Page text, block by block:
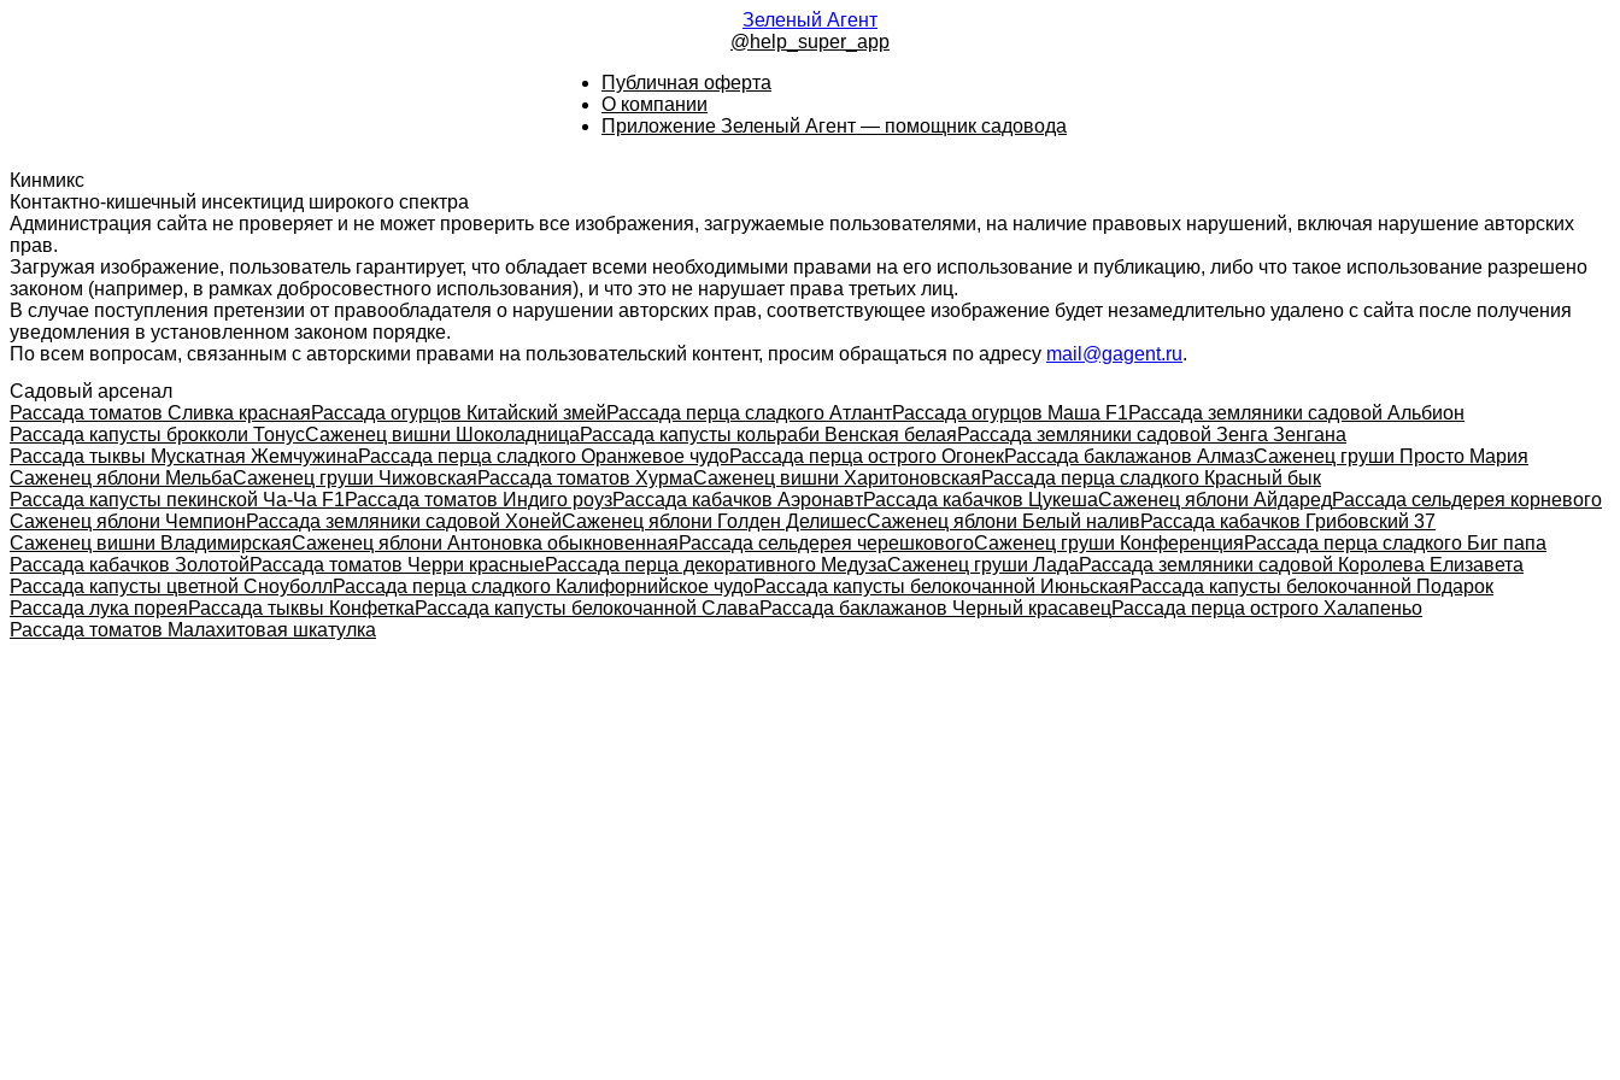
Зеленый Агент
@help_super_app
Публичная оферта
О компании
Приложение Зеленый Агент — помощник садовода
Кинмикс
Контактно-кишечный инсектицид широкого спектра
Администрация сайта не проверяет и не может проверить все изображения, загружаемые пользователями, на наличие правовых нарушений, включая нарушение авторских
прав.
Загружая изображение, пользователь гарантирует, что обладает всеми необходимыми правами на его использование и публикацию, либо что такое использование разрешено
законом (например, в рамках добросовестного использования), и что это не нарушает права третьих лиц.
В случае поступления претензии от правообладателя о нарушении авторских прав, соответствующее изображение будет незамедлительно удалено с сайта после получения
уведомления в установленном законом порядке.
По всем вопросам, связанным с авторскими правами на пользовательский контент, просим обращаться по адресу mail@gagent.ru.
Садовый арсенал
Рассада томатов Сливка краснаяРассада огурцов Китайский змейРассада перца сладкого АтлантРассада огурцов Маша F1Рассада земляники садовой Альбион
Рассада капусты брокколи ТонусСаженец вишни ШоколадницаРассада капусты кольраби Венская белаяРассада земляники садовой Зенга Зенгана
Рассада тыквы Мускатная ЖемчужинаРассада перца сладкого Оранжевое чудоРассада перца острого ОгонекРассада баклажанов АлмазСаженец груши Просто Мария
Саженец яблони МельбаСаженец груши ЧижовскаяРассада томатов ХурмаСаженец вишни ХаритоновскаяРассада перца сладкого Красный бык
Рассада капусты пекинской Ча-Ча F1Рассада томатов Индиго роузРассада кабачков АэронавтРассада кабачков ЦукешаСаженец яблони АйдаредРассада сельдерея корневого
Саженец яблони ЧемпионРассада земляники садовой ХонейСаженец яблони Голден ДелишесСаженец яблони Белый наливРассада кабачков Грибовский 37
Саженец вишни ВладимирскаяСаженец яблони Антоновка обыкновеннаяРассада сельдерея черешковогоСаженец груши КонференцияРассада перца сладкого Биг папа
Рассада кабачков ЗолотойРассада томатов Черри красныеРассада перца декоративного МедузаСаженец груши ЛадаРассада земляники садовой Королева Елизавета
Рассада капусты цветной СноуболлРассада перца сладкого Калифорнийское чудоРассада капусты белокочанной ИюньскаяРассада капусты белокочанной Подарок
Рассада лука пореяРассада тыквы КонфеткаРассада капусты белокочанной СлаваРассада баклажанов Черный красавецРассада перца острого Халапеньо
Рассада томатов Малахитовая шкатулка